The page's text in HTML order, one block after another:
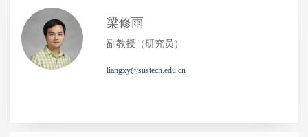
梁修雨
副教授（研究员）
liangxy@sustech.edu.cn